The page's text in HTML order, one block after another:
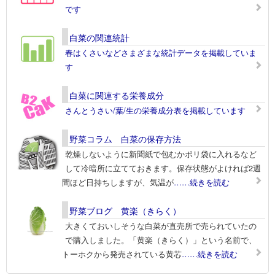
です
白菜の関連統計
春はくさいなどさまざまな統計データを掲載していま
す
白菜に関連する栄養成分
さんとうさい/葉/生の栄養成分表を掲載しています
野菜コラム 白菜の保存方法
乾燥しないように新聞紙で包むかポリ袋に入れるなど
して冷暗所に立てておきます。保存状態がよければ2週
間ほど日持ちしますが、気温が……続きを読む
野菜ブログ 黄楽（きらく）
大きくておいしそうな白菜が直売所で売られていたの
で購入しました。「黄楽（きらく）」という名前で、
トーホクから発売されている黄芯……続きを読む